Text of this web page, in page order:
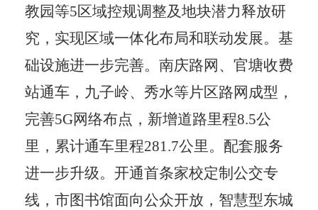
教园等5区域控规调整及地块潜力释放研
究 ，实现区域一体化布局和联动发展。基
础设施进一步完善。南庆路网、官塘收费
站通车，九子岭、秀水等片区路网成型，
完善5G网络布点，新增道路里程8.5公
里，累计通车里程281.7公里。配套服务
进一步升级。开通首条家校定制公交专
线，市图书馆面向公众开放，智慧型东城